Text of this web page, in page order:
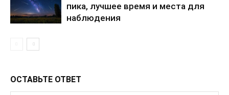
пика, лучшее время и места для
наблюдения
ОСТАВЬТЕ ОТВЕТ